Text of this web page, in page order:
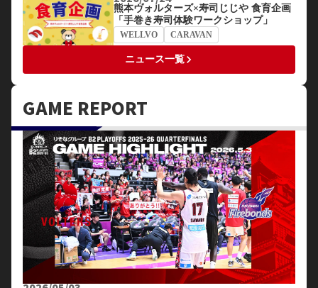
熊本ヴォルターズ×寿司じじや 食育企画
「手巻き寿司体験ワークショップ」
WELLVO CARAVAN
ニュース一覧keyboard_arrow_right
GAME REPORT